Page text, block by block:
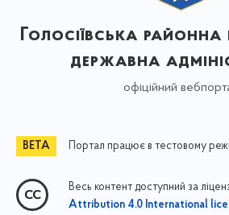
Голосіївська районна
державна
офіційний
Портал працює в тестовому
Весь контент доступний за
Attribution 4.0 International